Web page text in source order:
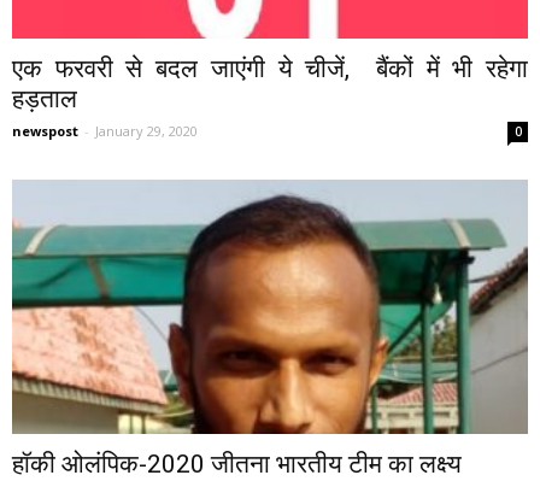
एक फरवरी से बदल जाएंगी ये चीजें, बैंकों में भी रहेगा
हड़ताल
newspost - January 29, 2020 0
हॉकी ओलंपिक-2020 जीतना भारतीय टीम का लक्ष्य